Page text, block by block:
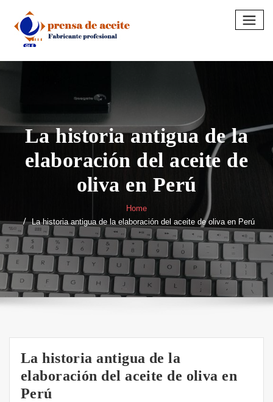
content
La historia antigua de la
elaboración del aceite de
oliva en Perú
Home
La historia antigua de la elaboración del aceite de oliva en Perú
La historia antigua de la
elaboración del aceite de oliva en
Perú